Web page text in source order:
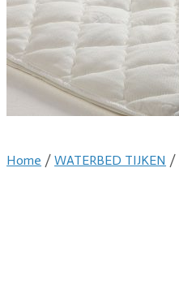
Home /WATERBED TIJKEN /